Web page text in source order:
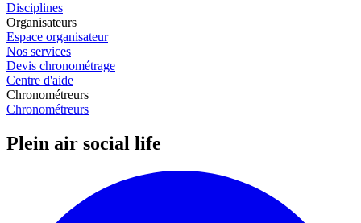
Disciplines
Organisateurs
Espace organisateur
Nos services
Devis chronométrage
Centre d'aide
Chronométreurs
Chronométreurs
Plein air social life